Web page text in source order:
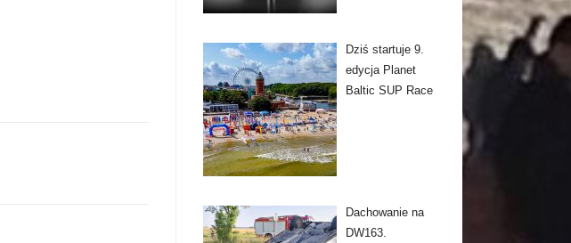
Dziś startuje 9.
edycja Planet
Baltic SUP Race
Dachowanie na
DW163.